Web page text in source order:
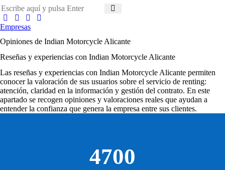
Empresas
Opiniones de Indian Motorcycle Alicante
Reseñas y experiencias con Indian Motorcycle Alicante
Las reseñas y experiencias con Indian Motorcycle Alicante permiten
conocer la valoración de sus usuarios sobre el servicio de renting:
atención, claridad en la información y gestión del contrato. En este
apartado se recogen opiniones y valoraciones reales que ayudan a
entender la confianza que genera la empresa entre sus clientes.
4700